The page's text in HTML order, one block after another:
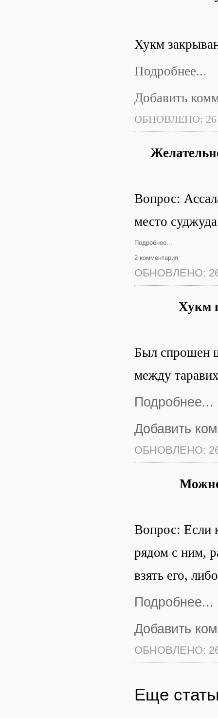
Хукм
Подробнее...
Добавить
ОБНОВЛЕНО: 26
Вопрос:
место
Подробнее...
2 комментария
ОБНОВЛЕНО:
Хукм
Был спрошен
между
Подробнее...
Добавить
ОБНОВЛЕНО:
Вопрос: Если
рядом с ним,
взять его,
Подробнее...
Добавить
ОБНОВЛЕНО:
Еще